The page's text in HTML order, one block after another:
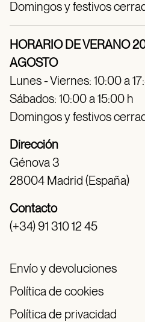
Domingos y festivos
HORARIO DE VERANO
AGOSTO
Lunes - Viernes: 10:00 a
Sábados: 10:00 a 15:00 h
Domingos y festivos
Dirección
Génova 3
28004 Madrid (España)
Contacto
(+34) 91 310 12 45
Envío y devoluciones
Política de cookies
Política de privacidad